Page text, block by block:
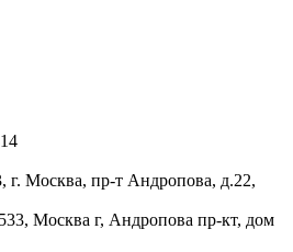
г. Москва, пр-т Андропова, д.22,
Москва г, Андропова пр-кт, дом